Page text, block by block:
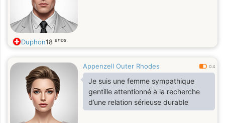
Duphon18 anos
Appenzell Outer Rhodes 0.4
Je suis une femme sympathique
gentille attentionné à la recherche
d’une relation sérieuse durable